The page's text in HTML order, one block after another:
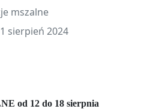
mszalne
sierpień 2024
od 12 do 18 sierpnia